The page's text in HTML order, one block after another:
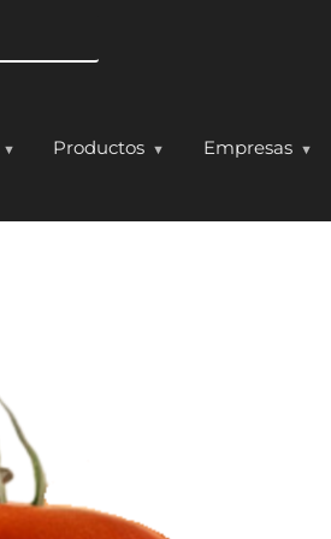
Productos Empresas